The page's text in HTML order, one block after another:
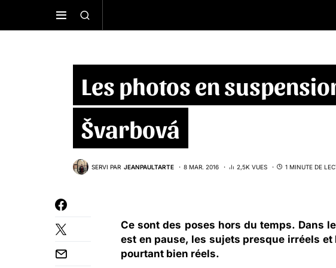
Les photos en
Švarbová
SERVI PAR JEANPAULTARTE 8 MAR. 2016 2,5K VUES 1 MINUTE DE
Ce sont des poses hors du temps. Dans
est en pause, les sujets presque irréels
pourtant bien réels.